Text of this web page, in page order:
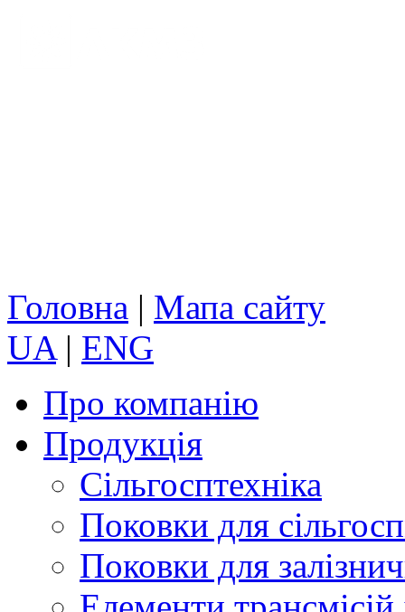
Головна | Мапа сайту
UA| ENG
Про компанію
Продукція
Сільгосптехніка
Поковки для
Поковки для